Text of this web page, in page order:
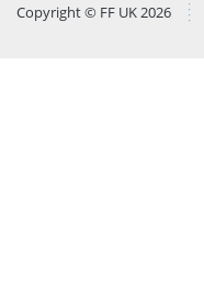
Copyright © FF UK 2026